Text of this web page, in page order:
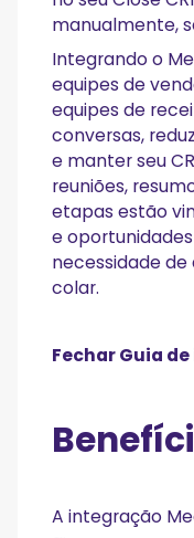
manualmente,
Integrando o
equipes de
equipes de
conversas,
e manter seu
reuniões,
etapas estão
e
necessidade
colar.
Fechar Guia
A integração